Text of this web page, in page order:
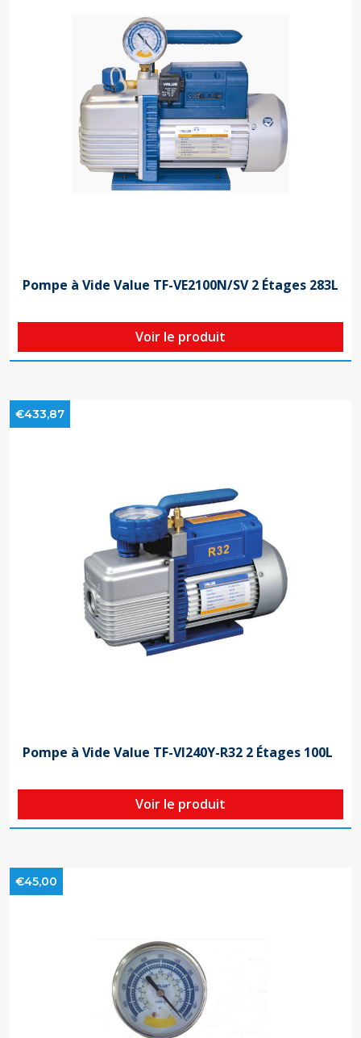
Pompe à Vide Value TF-VE2100N/SV 2 Étages 283L
Voir le produit
€433,87
Pompe à Vide Value TF-VI240Y-R32 2 Étages 100L
Voir le produit
€45,00